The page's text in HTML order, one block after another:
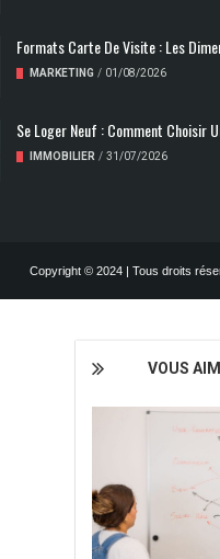
VOUS
Formats Carte De Visite : Les
MARKETING / 01/08/2026
Se Loger Neuf : Comment Choisir
IMMOBILIER / 31/07/2026
Copyright © 2024 | Tous droits